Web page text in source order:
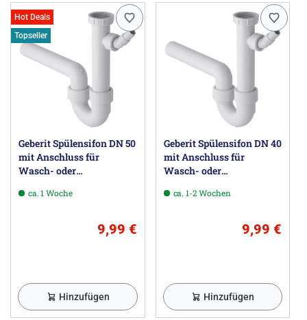
Hot Deals
Topseller
Geberit Spülensifon DN 50
mit Anschluss für
Wasch- oder
ca. 1 Woche
9,99 €
Hinzufügen
Geberit Spülensifon DN 40
mit Anschluss für
Wasch- oder
ca. 1-2 Wochen
9,99 €
Hinzufügen